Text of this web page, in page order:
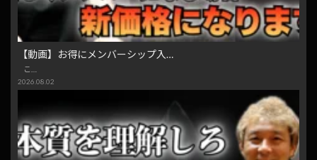
【動画】お得にメンバーシップ入…
こ…
2026.08.02